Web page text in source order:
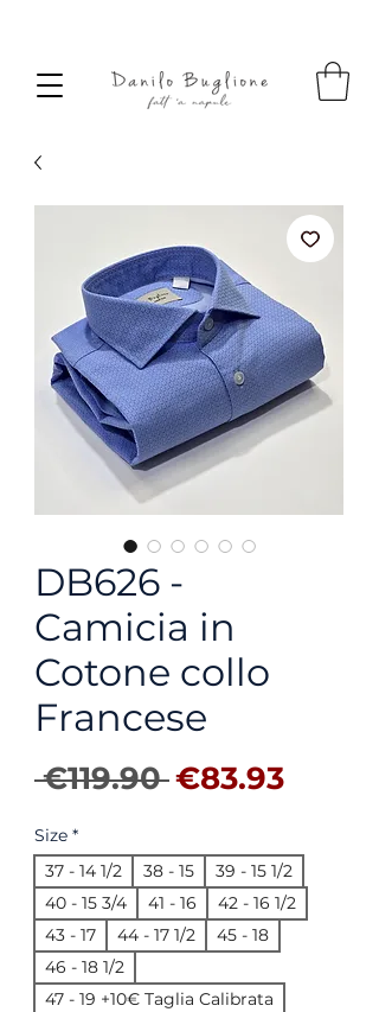
DB626 -
Camicia in
Cotone collo
Francese
€119.90 Regular Price
€83.93Sale
Size *
37 - 14 1/2
38 - 15
39 - 15 1/2
40 - 15 3/4
41 - 16
42 - 16 1/2
43 - 17
44 - 17 1/2
45 - 18
46 - 18 1/2
47 - 19 +10€ Taglia Calibrata